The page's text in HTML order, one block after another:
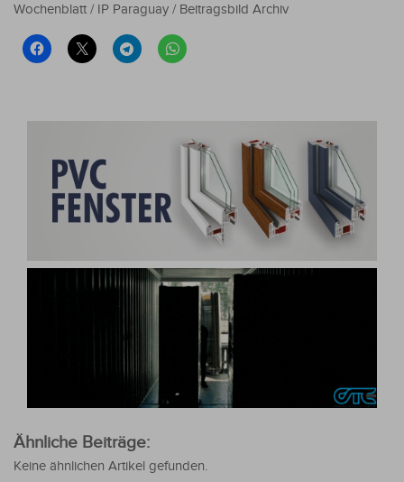
Wochenblatt / IP Paraguay / Beitragsbild Archiv
Ähnliche Beiträge:
Keine ähnlichen Artikel gefunden.